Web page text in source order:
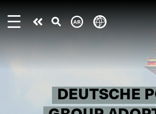
DEUTSCHE
Take
action